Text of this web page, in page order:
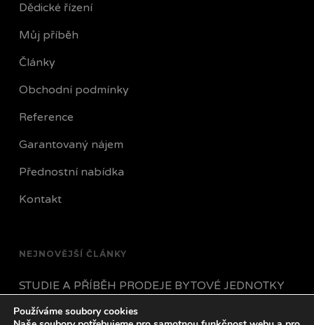
Dědické řízení
Můj příběh
Články
Obchodní podmínky
Reference
Garantovaný nájem
Přednostní nabídka
Kontakt
NEJNOVĚJŠÍ ČLÁNKY
STUDIE A PŘÍBĚH PRODEJE BYTOVÉ JEDNOTKY
JAK POSTUPOVAT POKUD VÁM NÁJEMNÍK
Používáme soubory cookies